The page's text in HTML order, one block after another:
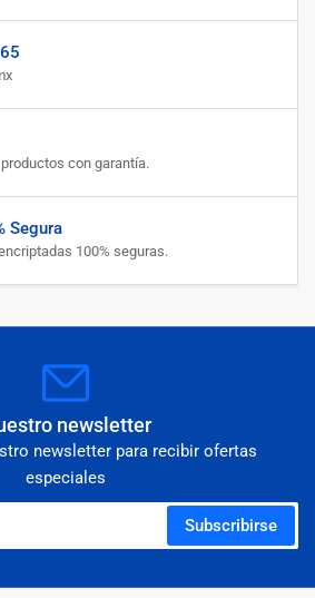
con garantía.
Segura
100% seguras.
newsletter
newsletter para recibir ofertas
especiales
Subscribirse